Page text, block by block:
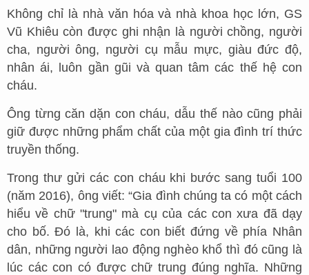
Không chỉ là nhà văn hóa và nhà khoa học lớn, GS
Vũ Khiêu còn được ghi nhận là người chồng, người
cha, người ông, người cụ mẫu mực, giàu đức độ,
nhân ái, luôn gần gũi và quan tâm các thế hệ con
cháu.
Ông từng căn dặn con cháu, dẫu thế nào cũng phải
giữ được những phẩm chất của một gia đình trí thức
truyền thống.
Trong thư gửi các con cháu khi bước sang tuổi 100
(năm 2016), ông viết: “Gia đình chúng ta có một cách
hiểu về chữ "trung" mà cụ của các con xưa đã dạy
cho bố. Đó là, khi các con biết đứng về phía Nhân
dân, những người lao động nghèo khổ thì đó cũng là
lúc các con có được chữ trung đúng nghĩa. Những